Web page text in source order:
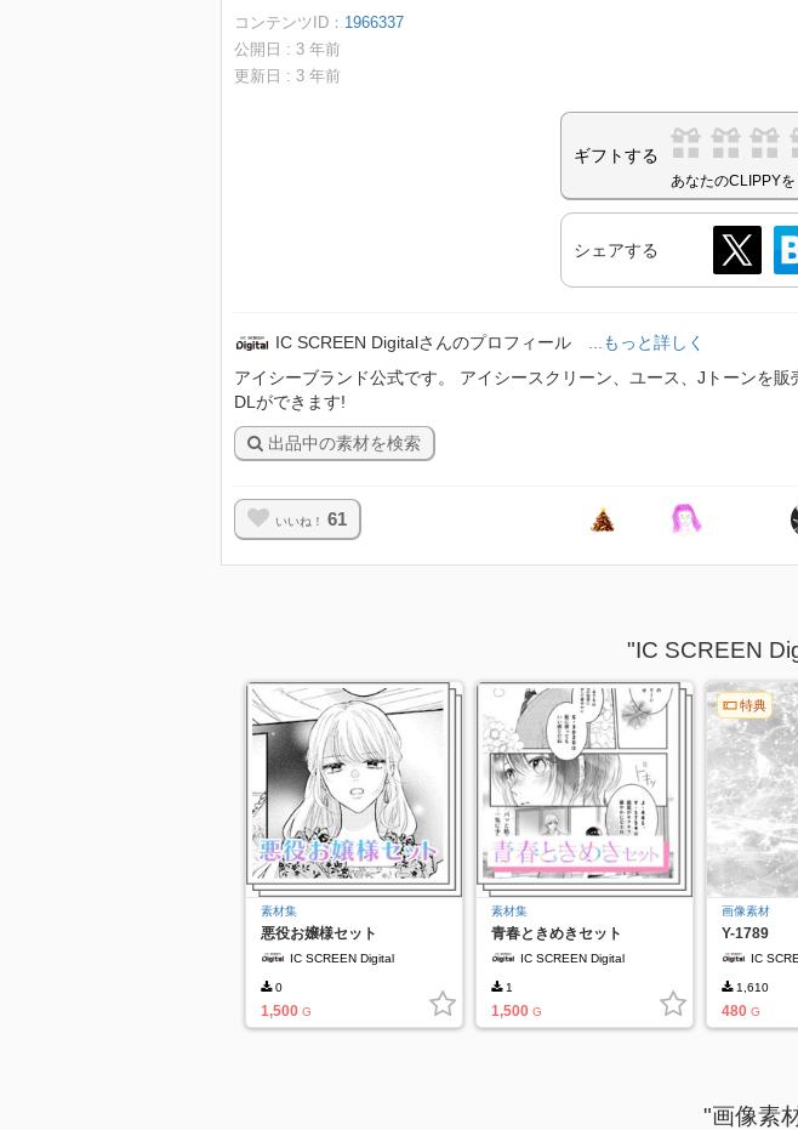
コンテンツID： 1966337
公開日 : 3 年前
更新日 : 3 年前
ギフトする
あなたのCLIPPY
シェアする
IC SCREEN Digitalさんのプロフィール
...もっと詳しく
アイシーブランド公式です。 アイシースクリーン、ユース、Jトーンを
DLができます!
出品中の素材を検索
いいね！ 61
"IC SCREEN
素材集
悪役お嬢様セット
IC SCREEN Digital
0
1,500 G
素材集
青春ときめきセット
IC SCREEN Digital
1
1,500 G
特典
画像素材
Y-1789
IC
1,610
480 G
"画像素